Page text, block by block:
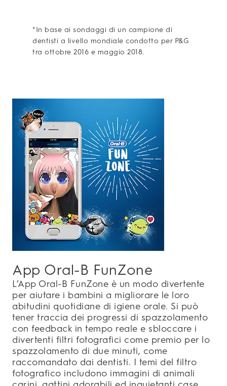
*In base ai sondaggi di un campione di
dentisti a livello mondiale condotto per P&G
tra ottobre 2016 e maggio 2018.
App Oral-B FunZone
L’App Oral-B FunZone è un modo divertente
per aiutare i bambini a migliorare le loro
abitudini quotidiane di igiene orale. Si può
tener traccia dei progressi di spazzolamento
con feedback in tempo reale e sbloccare i
divertenti filtri fotografici come premio per lo
spazzolamento di due minuti, come
raccomandato dai dentisti. I temi del filtro
fotografico includono immagini di animali